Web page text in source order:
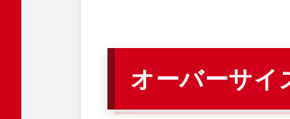
オーバーサイ